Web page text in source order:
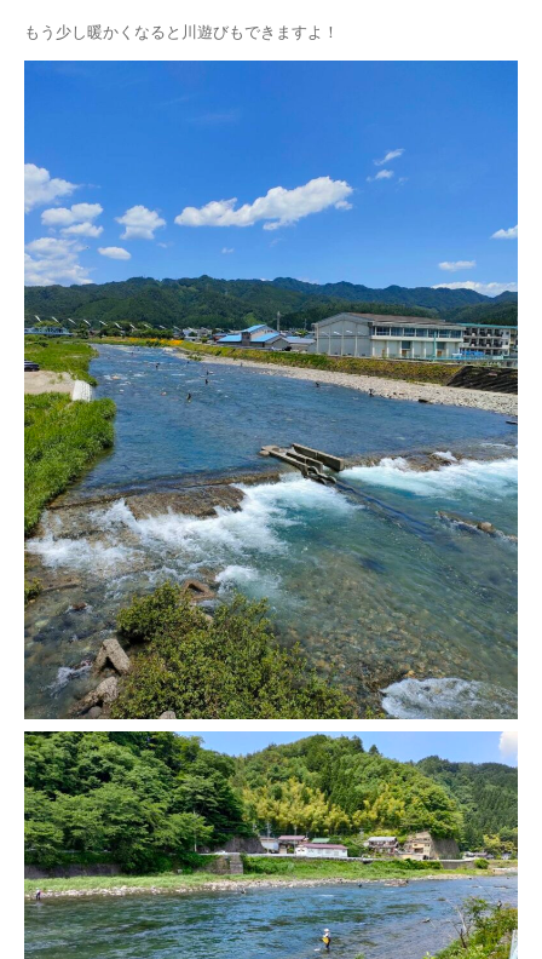
もう少し暖かくなると川遊びもできますよ！